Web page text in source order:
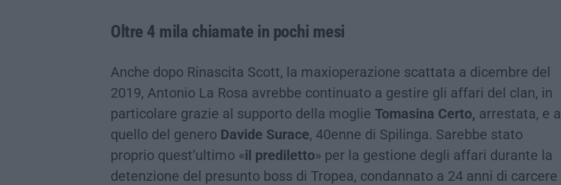
Oltre 4 mila chiamate in pochi mesi
Anche dopo Rinascita Scott, la maxioperazione scattata a dicembre del
2019, Antonio La Rosa avrebbe continuato a gestire gli affari del clan, in
particolare grazie al supporto della moglie Tomasina Certo, arrestata, e a
quello del genero Davide Surace, 40enne di Spilinga. Sarebbe stato
proprio quest’ultimo «il prediletto» per la gestione degli affari durante la
detenzione del presunto boss di Tropea, condannato a 24 anni di carcere